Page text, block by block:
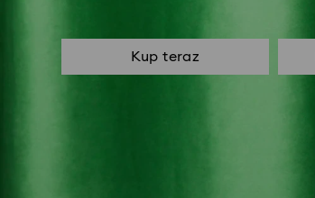
Kup teraz